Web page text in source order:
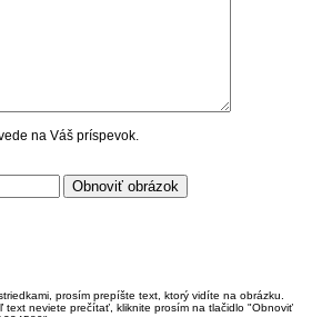
na Váš príspevok.
prosím prepíšte text, ktorý vidíte na obrázku.
neviete prečítať, kliknite prosím na tlačidlo "Obnoviť